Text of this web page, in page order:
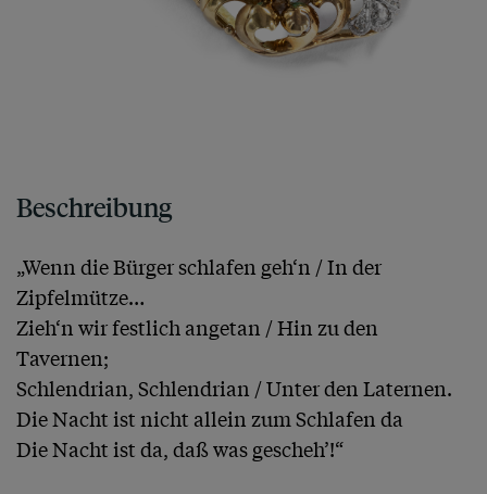
Beschreibung
„Wenn die Bürger schlafen geh‘n / In der
Zipfelmütze…
Zieh‘n wir festlich angetan / Hin zu den
Tavernen;
Schlendrian, Schlendrian / Unter den Laternen.
Die Nacht ist nicht allein zum Schlafen da
Die Nacht ist da, daß was gescheh’!“